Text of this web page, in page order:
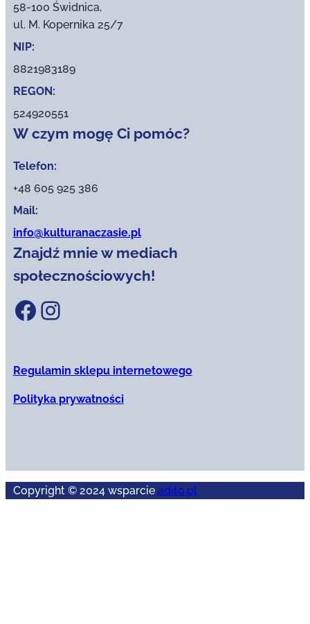
58-100 Świdnica,
ul. M. Kopernika 25/7
NIP:
8821983189
REGON:
524920551
W czym mogę Ci pomóc?
Telefon:
+48 605 925 386
Mail:
info@kulturanaczasie.pl
Znajdź mnie w mediach
społecznościowych!
Facebook Instagram
Regulamin sklepu internetowego
Polityka prywatności
Copyright © 2024 wsparcie adito.pl